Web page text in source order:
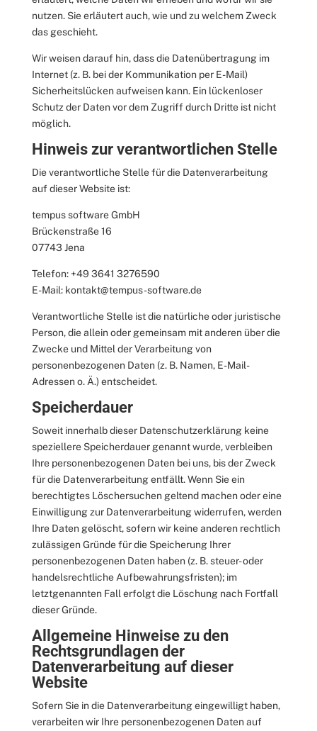
nutzen. Sie erläutert auch, wie und zu welchem Zweck
das geschieht.
Wir weisen darauf hin, dass die Datenübertragung im
Internet (z. B. bei der Kommunikation per E-Mail)
Sicherheitslücken aufweisen kann. Ein lückenloser
Schutz der Daten vor dem Zugriff durch Dritte ist nicht
möglich.
Hinweis zur verantwortlichen Stelle
Die verantwortliche Stelle für die Datenverarbeitung
auf dieser Website ist:
tempus software GmbH
Brückenstraße 16
07743 Jena
Telefon: +49 3641 3276590
E-Mail: kontakt@tempus-software.de
Verantwortliche Stelle ist die natürliche oder juristische
Person, die allein oder gemeinsam mit anderen über die
Zwecke und Mittel der Verarbeitung von
personenbezogenen Daten (z. B. Namen, E-Mail-
Adressen o. Ä.) entscheidet.
Speicherdauer
Soweit innerhalb dieser Datenschutzerklärung keine
speziellere Speicherdauer genannt wurde, verbleiben
Ihre personenbezogenen Daten bei uns, bis der Zweck
für die Datenverarbeitung entfällt. Wenn Sie ein
berechtigtes Löschersuchen geltend machen oder eine
Einwilligung zur Datenverarbeitung widerrufen, werden
Ihre Daten gelöscht, sofern wir keine anderen rechtlich
zulässigen Gründe für die Speicherung Ihrer
personenbezogenen Daten haben (z. B. steuer- oder
handelsrechtliche Aufbewahrungsfristen); im
letztgenannten Fall erfolgt die Löschung nach Fortfall
dieser Gründe.
Allgemeine Hinweise zu den
Rechtsgrundlagen der
Datenverarbeitung auf dieser
Website
Sofern Sie in die Datenverarbeitung eingewilligt haben,
verarbeiten wir Ihre personenbezogenen Daten auf